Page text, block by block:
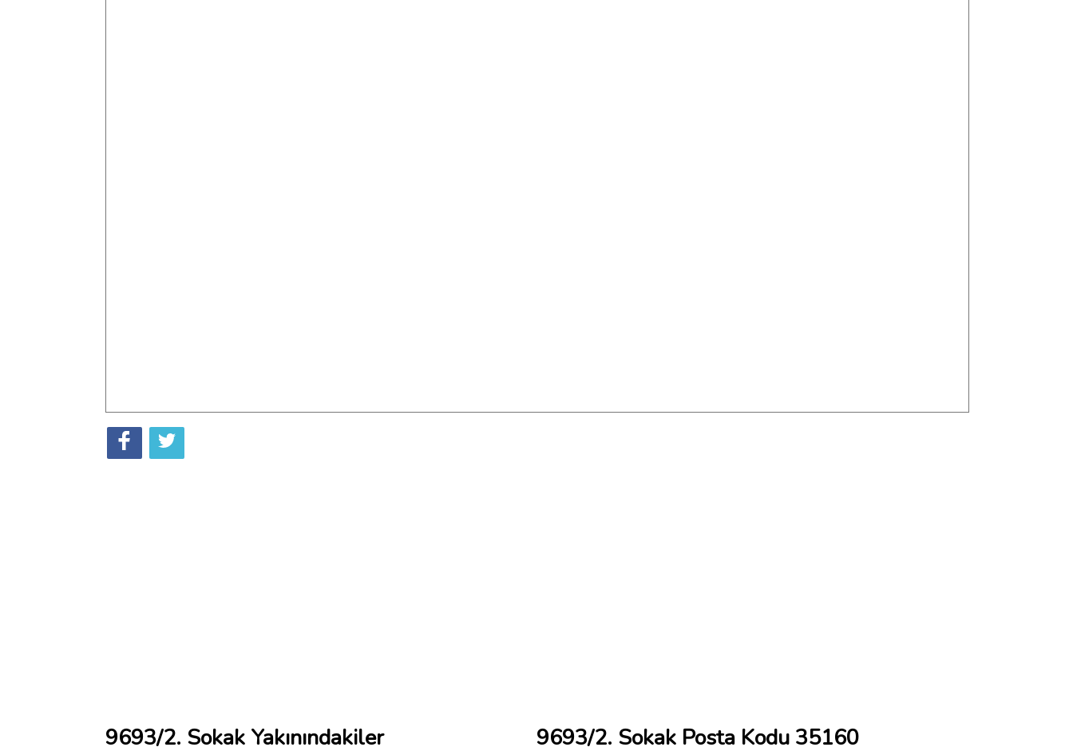
9693/2. Sokak Yakınındakiler 9693/2. Sokak Posta Kodu 35160